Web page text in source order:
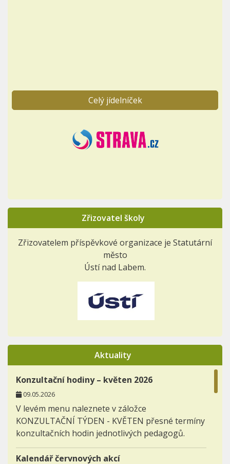
Celý jídelníček
Zřizovatel školy
Zřizovatelem příspěvkové organizace je Statutární
město
Ústí nad Labem.
Aktuality
Konzultační hodiny – květen 2026
09.05.2026
V levém menu naleznete v záložce
KONZULTAČNÍ TÝDEN - KVĚTEN přesné termíny
konzultačních hodin jednotlivých pedagogů.
Kalendář červnových akcí